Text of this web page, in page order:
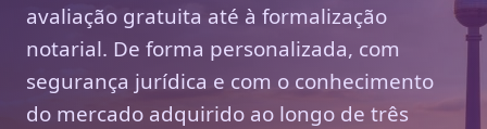
avaliação gratuita até à formalização
notarial. De forma personalizada, com
segurança jurídica e com o conhecimento
do mercado adquirido ao longo de três